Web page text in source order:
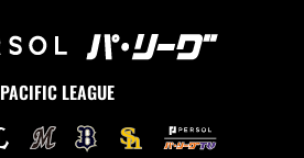
PACIFIC LEAGUE